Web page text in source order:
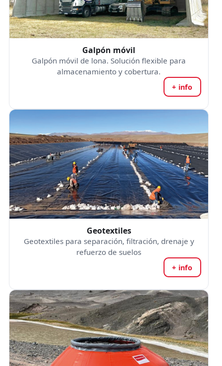
Galpón móvil
Galpón móvil de lona. Solución flexible para
almacenamiento y cobertura.
+ info
Geotextiles
Geotextiles para separación, filtración, drenaje y
refuerzo de suelos
+ info